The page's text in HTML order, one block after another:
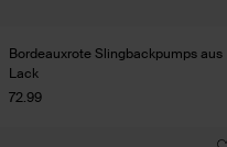
Bordeauxrote Slingbackpumps aus
Lack
72.99